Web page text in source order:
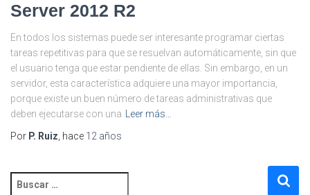
Server 2012 R2
En todos los sistemas puede ser interesante programar ciertas
tareas repetitivas para que se resuelvan automáticamente, sin que
el usuario tenga que estar pendiente de ellas. Sin embargo, en un
servidor, esta característica adquiere una mayor importancia,
porque existe un buen número de tareas administrativas que
deben ejecutarse con una
Leer más…
Por P. Ruiz , hace 12 años